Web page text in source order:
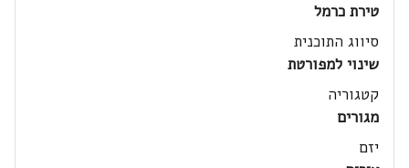
טירת כרמל
סיווג התוכנית
שינוי למפורטת
קטגוריה
מגורים
יזם